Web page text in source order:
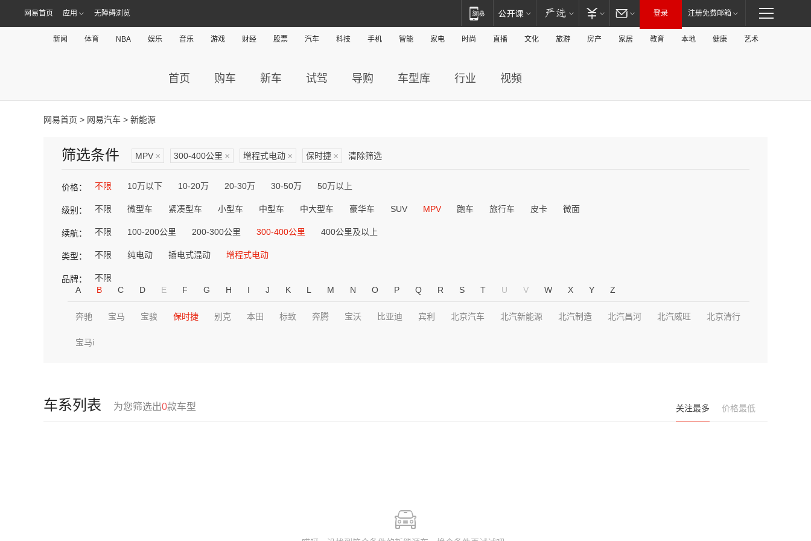
网易首页 应用 无障碍浏览 登录 注册免费邮箱
新闻 体育 NBA 娱乐 音乐 游戏 财经 股票 汽车 科技 手机 智能 家电 时尚 直播 文化 旅游 房产 家居 教育 本地 健康 艺术
首页 购车 新车 试驾 导购 车型库 行业 视频
网易首页 > 网易汽车 > 新能源
筛选条件 MPV × 300-400公里 × 增程式电动 × 保时捷 × 清除筛选
价格： 不限 10万以下 10-20万 20-30万 30-50万 50万以上
级别： 不限 微型车 紧凑型车 小型车 中型车 中大型车 豪华车 SUV MPV 跑车 旅行车 皮卡 微面
续航： 不限 100-200公里 200-300公里 300-400公里 400公里及以上
类型： 不限 纯电动 插电式混动 增程式电动
品牌：
不限
A
B C D E F G H I J K L M N O P Q R S T U V W X Y Z
奔驰 宝马 宝骏 保时捷 别克 本田 标致 奔腾 宝沃 比亚迪 宾利 北京汽车 北汽新能源 北汽制造 北汽昌河 北汽威旺 北京清行
宝马i
车系列表 为您筛选出0款车型 关注最多 价格最低